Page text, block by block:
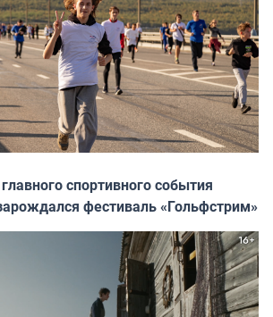
спортивного события
фестиваль «Гольфстрим»